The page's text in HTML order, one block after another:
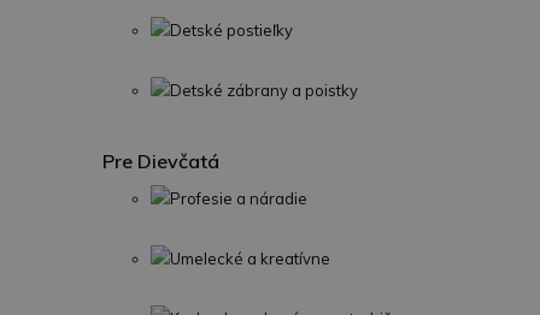
Detské postieľky
Detské zábrany a poistky
Pre Dievčatá
Profesie a náradie
Umelecké a kreatívne